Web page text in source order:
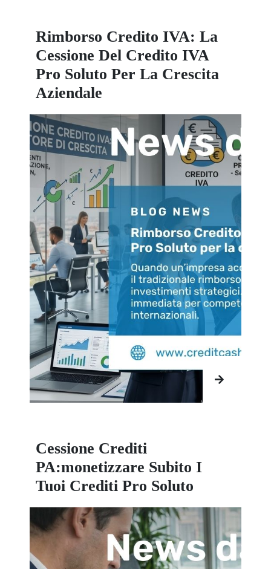
Rimborso Credito IVA: La
Cessione Del Credito IVA
Pro Soluto Per La Crescita
Aziendale
Cessione Crediti
PA:monetizzare Subito I
Tuoi Crediti Pro Soluto